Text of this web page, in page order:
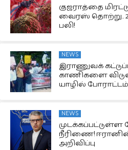
குஜராத்தை
வைரஸ் தொற்று..
பலி!
NEWS
இராணுவக்
காணிகளை
யாழில்
NEWS
நீரிணை!
அறிவிப்பு